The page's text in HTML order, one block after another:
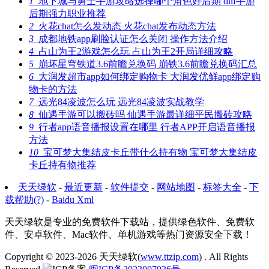
后期强力职业推荐
2 火花chat怎么发动态 火花chat发布动态方法
3 成都地铁app刷脸认证怎么关闭 操作方法介绍
4 占山为王2游戏怎么玩 占山为王2开局详细攻略
5 崩坏星穹铁道3.6前瞻兑换码 崩铁3.6前瞻兑换码汇总
6 大润发超市app如何绑定购物卡 大润发优鲜app绑定购
物卡的方法
7远光84凌波怎么玩 远光84凌波实战教学
8 仙遇手游可以搬砖吗 仙遇手游最详细平民搬砖攻略
9 行者app语音播报设置在哪里 行者APP开启语音播报
方法
10 宝可梦大集结皮卡丘带什么持有物 宝可梦大集结皮
卡丘持有物推荐
天天绿软 - 最近更新 - 软件提交 - 网站地图 - 标签大全 - 下
载帮助(?) - Baidu Xml
天天绿软是专业的免费软件下载站，提供绿色软件、免费软
件、安卓软件、Mac软件、单机游戏等热门资源安全下载！
Copyright © 2023-2026 天天绿软(www.ttzip.com) . All Rights